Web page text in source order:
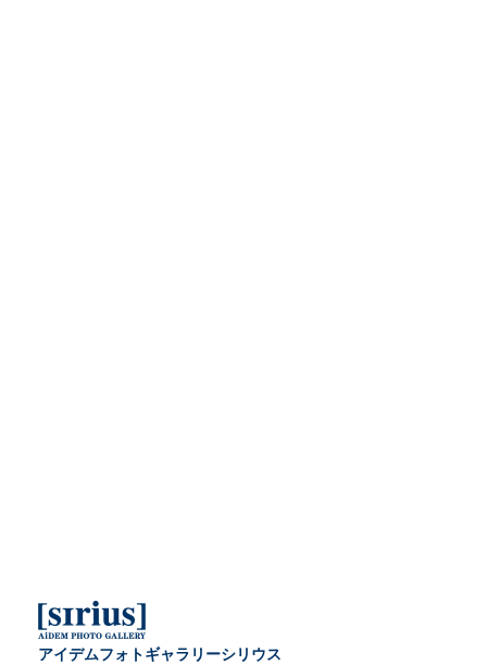
アイデムフォトギャラリーシリウス